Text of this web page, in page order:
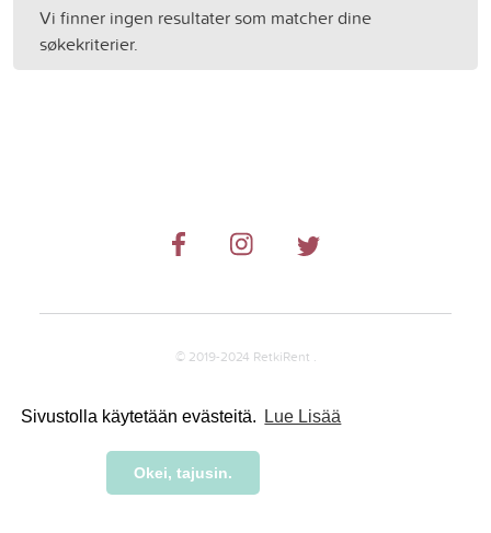
Sivustolla käytetään evästeitä. Lue Lisää
Okei, tajusin.
Vi finner ingen resultater som matcher dine
søkekriterier.
© 2019-2024 RetkiRent .